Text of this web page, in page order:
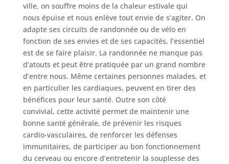
ville, on souffre moins de la chaleur estivale qui
nous épuise et nous enlève tout envie de s’agiter. On
adapte ses circuits de randonnée ou de vélo en
fonction de ses envies et de ses capacités, l’essentiel
est de se faire plaisir. La randonnée ne manque pas
d’atouts et peut être pratiquée par un grand nombre
d’entre nous. Même certaines personnes malades, et
en particulier les cardiaques, peuvent en tirer des
bénéfices pour leur santé. Outre son côté
convivial, cette activité permet de maintenir une
bonne santé générale, de prévenir les risques
cardio-vasculaires, de renforcer les défenses
immunitaires, de participer au bon fonctionnement
du cerveau ou encore d’entretenir la souplesse des